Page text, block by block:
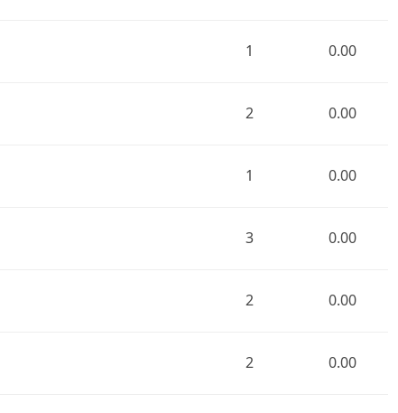
1 0.00
2 0.00
1 0.00
3 0.00
2 0.00
2 0.00